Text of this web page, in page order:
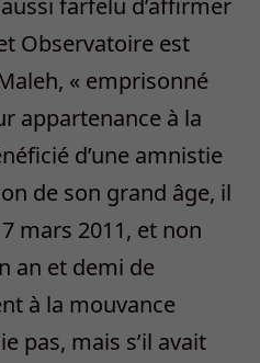
farfelu d’affirmer
Observatoire est
« emprisonné
appartenance à la
d’une amnistie
de son grand âge, il
mars 2011, et non
an et demi de
à la mouvance
pas, mais s’il avait